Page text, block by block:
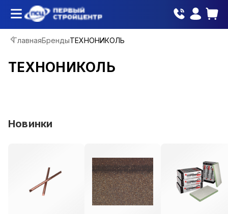
ГлавнаяБрендыТЕХНОНИКОЛЬ
ТЕХНОНИКОЛЬ
Новинки